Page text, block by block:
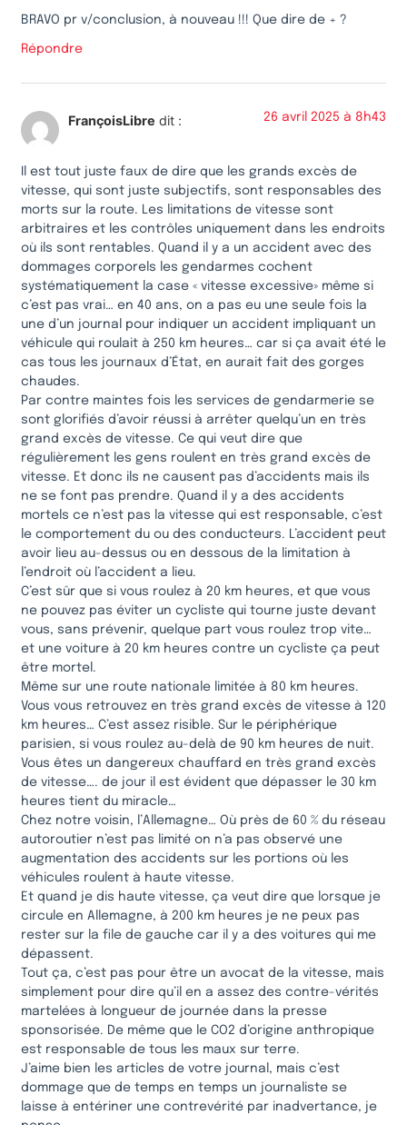
BRAVO pr v/conclusion, à nouveau !!! Que dire de + ?
Répondre
FrançoisLibre dit : 26 avril 2025 à 8h43
Il est tout juste faux de dire que les grands excès de
vitesse, qui sont juste subjectifs, sont responsables des
morts sur la route. Les limitations de vitesse sont
arbitraires et les contrôles uniquement dans les endroits
où ils sont rentables. Quand il y a un accident avec des
dommages corporels les gendarmes cochent
systématiquement la case « vitesse excessive» même si
c’est pas vrai… en 40 ans, on a pas eu une seule fois la
une d’un journal pour indiquer un accident impliquant un
véhicule qui roulait à 250 km heures… car si ça avait été le
cas tous les journaux d’État, en aurait fait des gorges
chaudes.
Par contre maintes fois les services de gendarmerie se
sont glorifiés d’avoir réussi à arrêter quelqu’un en très
grand excès de vitesse. Ce qui veut dire que
régulièrement les gens roulent en très grand excès de
vitesse. Et donc ils ne causent pas d’accidents mais ils
ne se font pas prendre. Quand il y a des accidents
mortels ce n’est pas la vitesse qui est responsable, c’est
le comportement du ou des conducteurs. L’accident peut
avoir lieu au-dessus ou en dessous de la limitation à
l’endroit où l’accident a lieu.
C’est sûr que si vous roulez à 20 km heures, et que vous
ne pouvez pas éviter un cycliste qui tourne juste devant
vous, sans prévenir, quelque part vous roulez trop vite…
et une voiture à 20 km heures contre un cycliste ça peut
être mortel.
Même sur une route nationale limitée à 80 km heures.
Vous vous retrouvez en très grand excès de vitesse à 120
km heures… C’est assez risible. Sur le périphérique
parisien, si vous roulez au-delà de 90 km heures de nuit.
Vous êtes un dangereux chauffard en très grand excès
de vitesse…. de jour il est évident que dépasser le 30 km
heures tient du miracle…
Chez notre voisin, l’Allemagne… Où près de 60 % du réseau
autoroutier n’est pas limité on n’a pas observé une
augmentation des accidents sur les portions où les
véhicules roulent à haute vitesse.
Et quand je dis haute vitesse, ça veut dire que lorsque je
circule en Allemagne, à 200 km heures je ne peux pas
rester sur la file de gauche car il y a des voitures qui me
dépassent.
Tout ça, c’est pas pour être un avocat de la vitesse, mais
simplement pour dire qu’il en a assez des contre-vérités
martelées à longueur de journée dans la presse
sponsorisée. De même que le CO2 d’origine anthropique
est responsable de tous les maux sur terre.
J’aime bien les articles de votre journal, mais c’est
dommage que de temps en temps un journaliste se
laisse à entériner une contrevérité par inadvertance, je